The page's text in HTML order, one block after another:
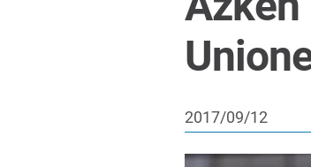
2017/09/12